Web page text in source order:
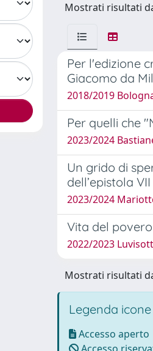
Mostrati risultati
Per l'edizione
Giacomo da
2018/2019
Per quelli che
2023/2024
Un grido di
dell’epistola
2023/2024
Vita del
2022/2023
Mostrati risultati
Legenda icone
Accesso aperto